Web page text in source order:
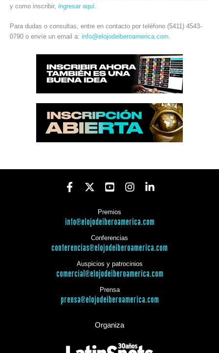
y como inscribir, ingresar aquí.
Para dudas o consultas, entre en contacto por teléfono (5411) 4543-
0790 o envíe un email a: info@elojodeiberoamerica.com.
Premios
info@elojodeiberoamerica.com
Conferencias
conferencias@elojodeiberoamerica.com
Auspicios y patrocinios
comercial@elojodeiberoamerica.com
Prensa
prensa@elojodeiberoamerica.com
Organiza